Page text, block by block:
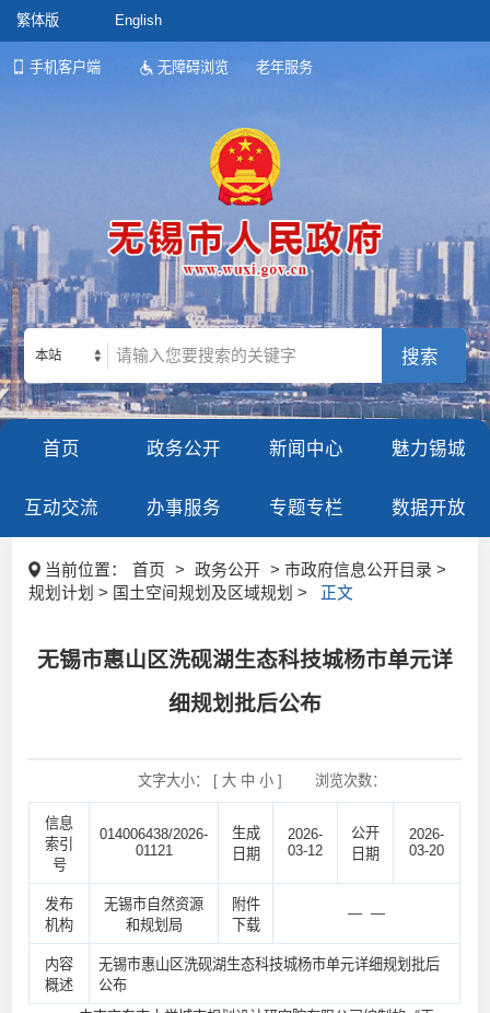
繁体版 English
手机客户端 无障碍浏览 老年服务
本站
首页 政务公开 新闻中心 魅力锡城
互动交流 办事服务 专题专栏 数据开放
当前位置： 首页 > 政务公开
> 市政府信息公开目录 >
规划计划 > 国土空间规划及区域规划 >
正文
无锡市惠山区洗砚湖生态科技城杨市单元详
细规划批后公布
文字大小： [ 大 中 小] 浏览次数：
信息
索引
号
014006438/2026-
01121
生成
日期
2026-
03-12
公开
日期
2026-
03-20
发布
机构
无锡市自然资源
和规划局
附件
下载
— —
内容
概述
无锡市惠山区洗砚湖生态科技城杨市单元详细规划批后
公布